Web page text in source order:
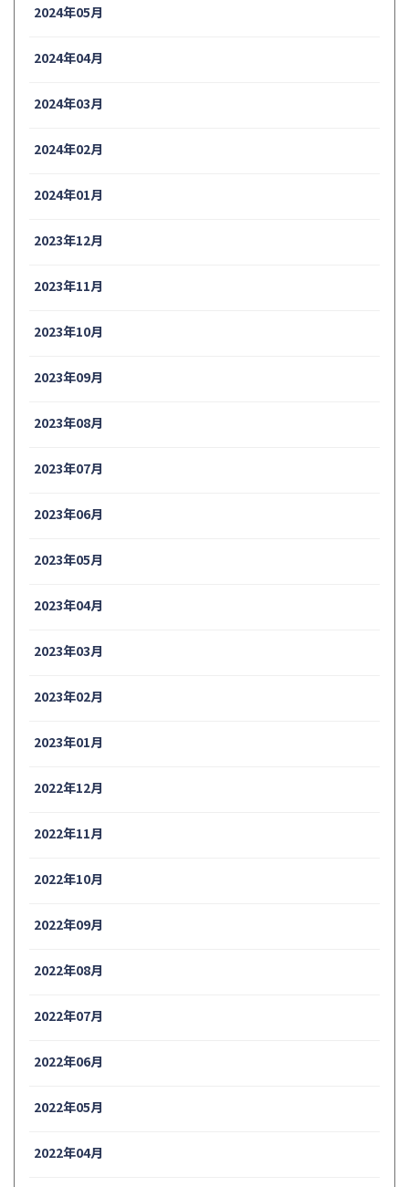
2024年05月
2024年04月
2024年03月
2024年02月
2024年01月
2023年12月
2023年11月
2023年10月
2023年09月
2023年08月
2023年07月
2023年06月
2023年05月
2023年04月
2023年03月
2023年02月
2023年01月
2022年12月
2022年11月
2022年10月
2022年09月
2022年08月
2022年07月
2022年06月
2022年05月
2022年04月